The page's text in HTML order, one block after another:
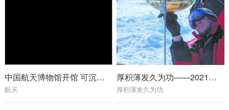
中国航天博物馆开馆 可沉浸式体验火箭发射现场
航天
厚积薄发久为功——2021年世界科技发展回顾·基础研究
厚积薄发久为功